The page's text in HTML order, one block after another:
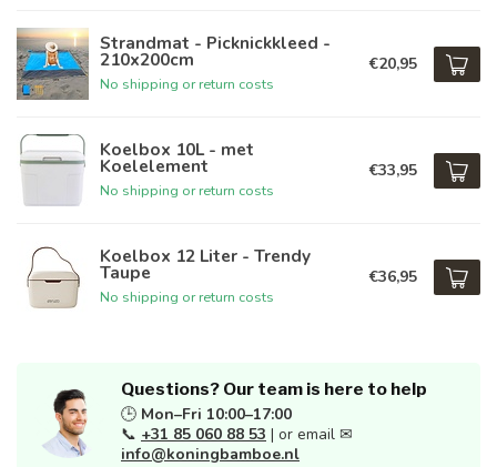
Strandmat - Picknickkleed -
210x200cm
No shipping or return costs
€20,95
Koelbox 10L - met
Koelelement
No shipping or return costs
€33,95
Koelbox 12 Liter - Trendy
Taupe
No shipping or return costs
€36,95
Questions? Our team is here to help
🕒 Mon–Fri 10:00–17:00
📞 +31 85 060 88 53 | or email ✉
info@koningbamboe.nl